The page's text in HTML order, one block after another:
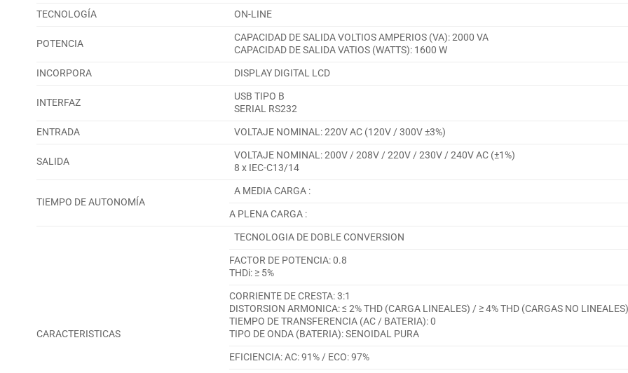
TECNOLOGÍA
ON-LINE
POTENCIA
CAPACIDAD DE SALIDA VOLTIOS AMPERIOS (VA): 2000 VA
CAPACIDAD DE SALIDA VATIOS (WATTS): 1600 W
INCORPORA
DISPLAY DIGITAL LCD
INTERFAZ
USB TIPO B
SERIAL RS232
ENTRADA
VOLTAJE NOMINAL: 220V AC (120V / 300V ±3%)
SALIDA
VOLTAJE NOMINAL: 200V / 208V / 220V / 230V / 240V AC (±1%)
8 x IEC-C13/14
TIEMPO DE AUTONOMÍA
A MEDIA CARGA :
A PLENA CARGA :
CARACTERISTICAS
TECNOLOGIA DE DOBLE CONVERSION
FACTOR DE POTENCIA: 0.8
THDi: ≥ 5%
CORRIENTE DE CRESTA: 3:1
DISTORSION ARMONICA: ≤ 2% THD (CARGA LINEALES) / ≥ 4% THD (CARGAS NO LINEALES)
TIEMPO DE TRANSFERENCIA (AC / BATERIA): 0
TIPO DE ONDA (BATERIA): SENOIDAL PURA
EFICIENCIA: AC: 91% / ECO: 97%